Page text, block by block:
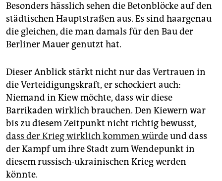
Besonders hässlich sehen die Betonblöcke auf den
städtischen Hauptstraßen aus. Es sind haargenau
die gleichen, die man damals für den Bau der
Berliner Mauer genutzt hat.
Dieser Anblick stärkt nicht nur das Vertrauen in
die Verteidigungskraft, er schockiert auch:
Niemand in Kiew möchte, dass wir diese
Barrikaden wirklich brauchen. Den Kiewern war
bis zu diesem Zeitpunkt nicht richtig bewusst,
dass der Krieg wirklich kommen würdeund dass
der Kampf um ihre Stadt zum Wendepunkt in
diesem russisch-ukrainischen Krieg werden
könnte.